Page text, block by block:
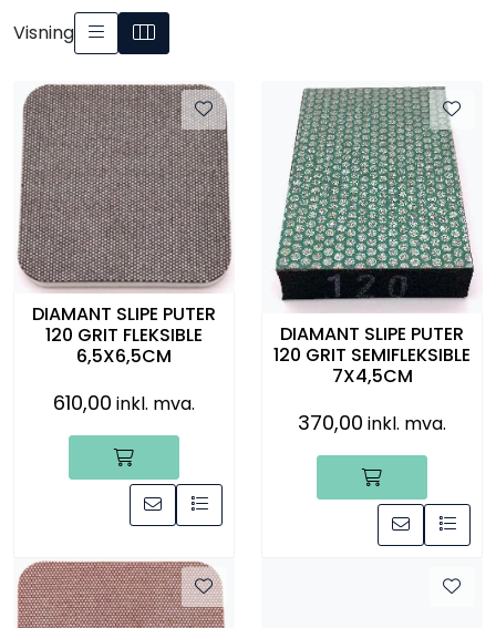
Visning
DIAMANT SLIPE PUTER
120 GRIT FLEKSIBLE
6,5X6,5CM
610,00 inkl. mva.
DIAMANT SLIPE PUTER
120 GRIT SEMIFLEKSIBLE
7X4,5CM
370,00 inkl. mva.
Maskiner
Ovner
Pensler
Råmaterialer
Gipsformer
Dekaler
Glass
Bøker